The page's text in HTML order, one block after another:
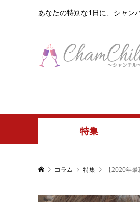
あなたの特別な1日に、シャン
特集
コラム 特集 【2020年